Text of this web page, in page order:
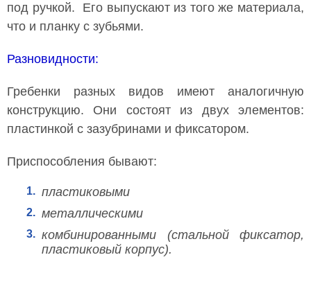
под ручкой. Его выпускают из того же материала,
что и планку с зубьями.
Разновидности:​
Гребенки разных видов имеют аналогичную
конструкцию. Они состоят из двух элементов:
пластинкой с зазубринами и фиксатором.
Приспособления бывают:
1. пластиковыми
2. металлическими
3. комбинированными (стальной фиксатор,
пластиковый корпус).